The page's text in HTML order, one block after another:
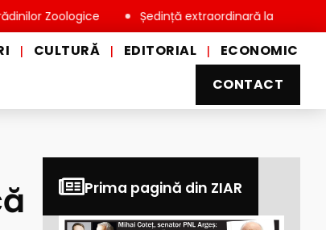
Ședință extraordinară la Consiliul Local
| CULTURĂ | EDITORIAL |
ECONOMIC
CONTACT
Prima pagină din ZIAR